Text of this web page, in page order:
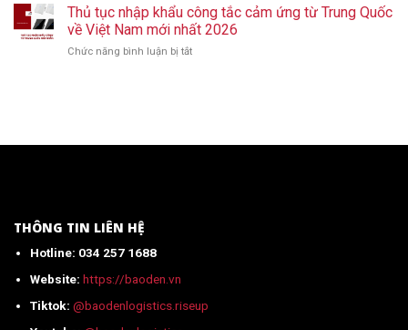
nhất
2026
bình
giữ
tục
nhập
khẩu
Quốc
Thủ tục nhập khẩu công tắc cảm ứng từ Trung Quốc
về Việt Nam mới nhất 2026
Chức năng bình luận bị tắt
tắc
2026
THÔNG TIN LIÊN HỆ
Hotline: 034 257 1688
Website: https://baoden.vn
Tiktok: @baodenlogistics.riseup